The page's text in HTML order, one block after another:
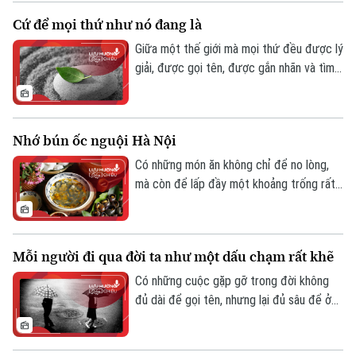
nơi mọi thứ đều lạ, và chính mình cũng trở
nên khác đi. Có người đã có một mùa như
thế - Mùa Tagalau đầu tiên trên đất
Cứ để mọi thứ như nó đang là
Giữa một thế giới mà mọi thứ đều được lý
giải, được gọi tên, được gắn nhãn và tìm
bằng cảm xúc ban đầu, mà lập tức đi tìm
một tầng nghĩa phía sau nó.
Nhớ bún ốc nguội Hà Nội
Có những món ăn không chỉ để no lòng,
mà còn để lấp đầy một khoảng trống rất
Mỗi người đi qua đời ta như một dấu chạm rất khẽ
Có những cuộc gặp gỡ trong đời không
đủ dài để gọi tên, nhưng lại đủ sâu để ở